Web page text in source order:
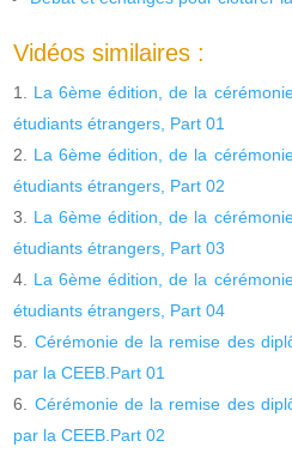
Vidéos similaires :
La 6ème édition, de la
étudiants étrangers, Part 01
La 6ème édition, de la
étudiants étrangers, Part 02
La 6ème édition, de la
étudiants étrangers, Part 03
La 6ème édition, de la
étudiants étrangers, Part 04
Cérémonie de la remise des
par la CEEB.Part 01
Cérémonie de la remise des
par la CEEB.Part 02